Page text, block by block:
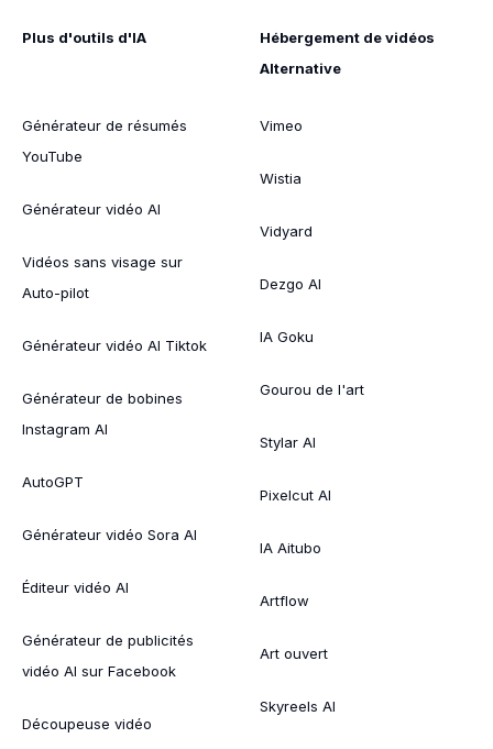
Plus d'outils d'IA
Générateur de résumés
YouTube
Générateur vidéo AI
Vidéos sans visage sur
Auto-pilot
Générateur vidéo AI Tiktok
Générateur de bobines
Instagram AI
AutoGPT
Générateur vidéo Sora AI
Éditeur vidéo AI
Générateur de publicités
vidéo AI sur Facebook
Découpeuse vidéo
Hébergement de vidéos
Alternative
Vimeo
Wistia
Vidyard
Dezgo AI
IA Goku
Gourou de l'art
Stylar AI
Pixelcut AI
IA Aitubo
Artflow
Art ouvert
Skyreels AI